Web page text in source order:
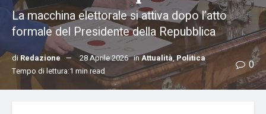
La macchina elettorale si attiva dopo l’atto
formale del Presidente della Repubblica
diRedazione 28 Aprile 2026 inAttualità,Politica
Tempo di lettura:1 min read
0